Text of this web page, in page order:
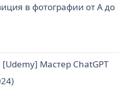
в фотографии от А до
Мастер ChatGPT